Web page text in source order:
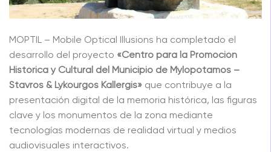
MOPTIL – Mobile Optical Illusions ha completado el
desarrollo del proyecto «Centro para la Promoción
Histórica y Cultural del Municipio de Mylopotamos –
Stavros & Lykourgos Kallergis» que contribuye a la
presentación digital de la memoria histórica, las figuras
clave y los monumentos de la zona mediante
tecnologías modernas de realidad virtual y medios
audiovisuales interactivos.